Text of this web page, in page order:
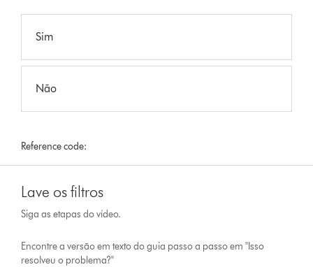
Sim
Não
Reference code:
Lave os filtros
Siga as etapas do vídeo.
Encontre a versão em texto do guia passo a passo em "Isso
resolveu o problema?"